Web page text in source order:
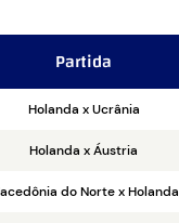
Partida
Holanda x Ucrânia
Holanda x Áustria
do Norte x Holanda